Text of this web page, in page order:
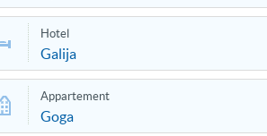
Hotel
Galija
Appartement
Goga